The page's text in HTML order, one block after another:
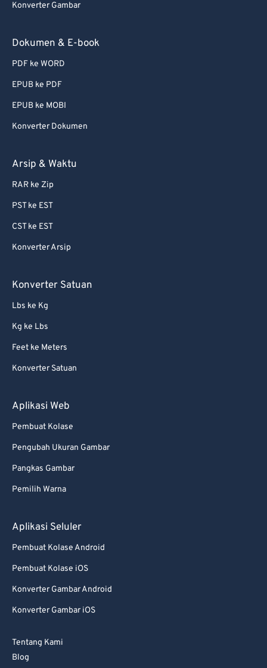
Konverter Gambar
Dokumen & E-book
PDF ke WORD
EPUB ke PDF
EPUB ke MOBI
Konverter Dokumen
Arsip & Waktu
RAR ke Zip
PST ke EST
CST ke EST
Konverter Arsip
Konverter Satuan
Lbs ke Kg
Kg ke Lbs
Feet ke Meters
Konverter Satuan
Aplikasi Web
Pembuat Kolase
Pengubah Ukuran Gambar
Pangkas Gambar
Pemilih Warna
Aplikasi Seluler
Pembuat Kolase Android
Pembuat Kolase iOS
Konverter Gambar Android
Konverter Gambar iOS
Tentang Kami
Blog